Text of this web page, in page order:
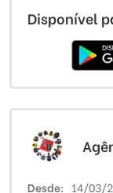
Disponível
Desde 14/03/